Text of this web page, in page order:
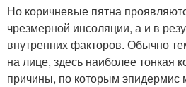
Но коричневые пятна
чрезмерной инсоляции, а и в
внутренних факторов. Обычно
на лице, здесь наиболее тонкая
причины, по которым эпидермис